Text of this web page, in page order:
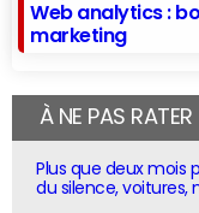
Web analytics :
marketing
À NE PAS RATER
Plus que deux mois
du silence, voitures,